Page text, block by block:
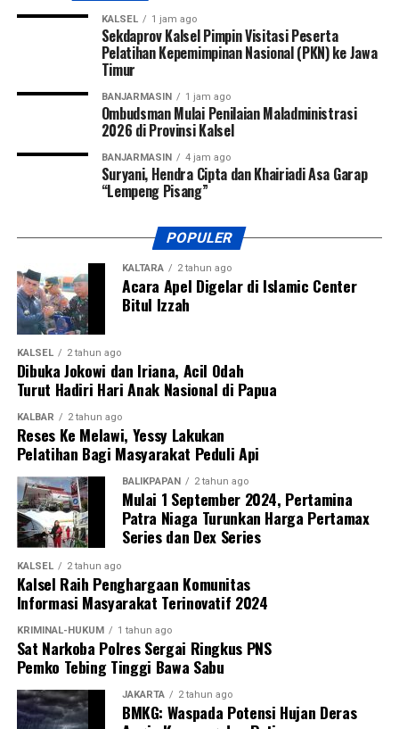
KALSEL 1 jam ago
Sekdaprov Kalsel Pimpin Visitasi Peserta
Pelatihan Kepemimpinan Nasional (PKN) ke Jawa
Timur
BANJARMASIN 1 jam ago
Ombudsman Mulai Penilaian Maladministrasi
2026 di Provinsi Kalsel
BANJARMASIN 4 jam ago
Suryani, Hendra Cipta dan Khairiadi Asa Garap
“Lempeng Pisang”
POPULER
KALTARA 2 tahun ago
Acara Apel Digelar di Islamic Center
Bitul Izzah
KALSEL 2 tahun ago
Dibuka Jokowi dan Iriana, Acil Odah
Turut Hadiri Hari Anak Nasional di Papua
KALBAR 2 tahun ago
Reses Ke Melawi, Yessy Lakukan
Pelatihan Bagi Masyarakat Peduli Api
BALIKPAPAN 2 tahun ago
Mulai 1 September 2024, Pertamina
Patra Niaga Turunkan Harga Pertamax
Series dan Dex Series
KALSEL 2 tahun ago
Kalsel Raih Penghargaan Komunitas
Informasi Masyarakat Terinovatif 2024
KRIMINAL-HUKUM 1 tahun ago
Sat Narkoba Polres Sergai Ringkus PNS
Pemko Tebing Tinggi Bawa Sabu
JAKARTA 2 tahun ago
BMKG: Waspada Potensi Hujan Deras